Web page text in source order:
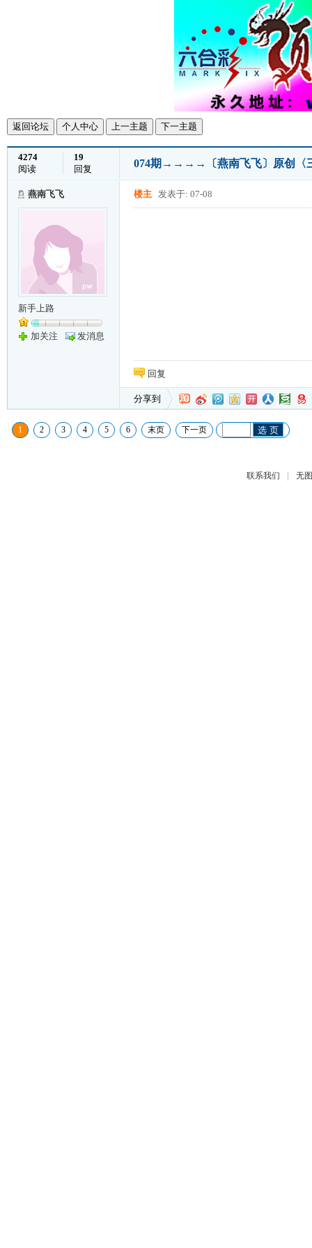
返回论坛 个人中心 上一主题 下一主题
4274
阅读
19
回复
074期→→→→〔燕南飞飞〕原创
燕南飞飞
新手上路
加关注 发消息
楼主 发表于: 07-08
回复
分享到
1 2 3 4 5 6 末页 下一页 选 页
联系我们 | 无